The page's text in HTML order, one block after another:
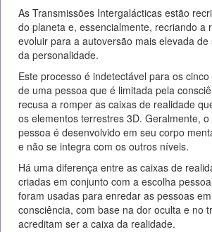
As Transmissões Intergalácticas estão
do planeta e, essencialmente, recriando a
evoluir para a autoversão mais elevada
da personalidade.
Este processo é indetectável para os
de uma pessoa que é limitada pela
recusa a romper as caixas de realidade
os elementos terrestres 3D. Geralmente,
pessoa é desenvolvido em seu corpo
e não se integra com os outros níveis.
Há uma diferença entre as caixas de
criadas em conjunto com a escolha
foram usadas para enredar as pessoas
consciência, com base na dor oculta e no
acreditam ser a caixa da realidade.